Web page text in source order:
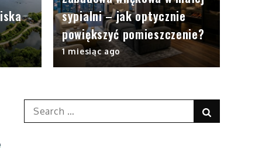
sypialni – jak optycznie
powiększyć pomieszczenie?
1 miesiąc ago
Search
for: